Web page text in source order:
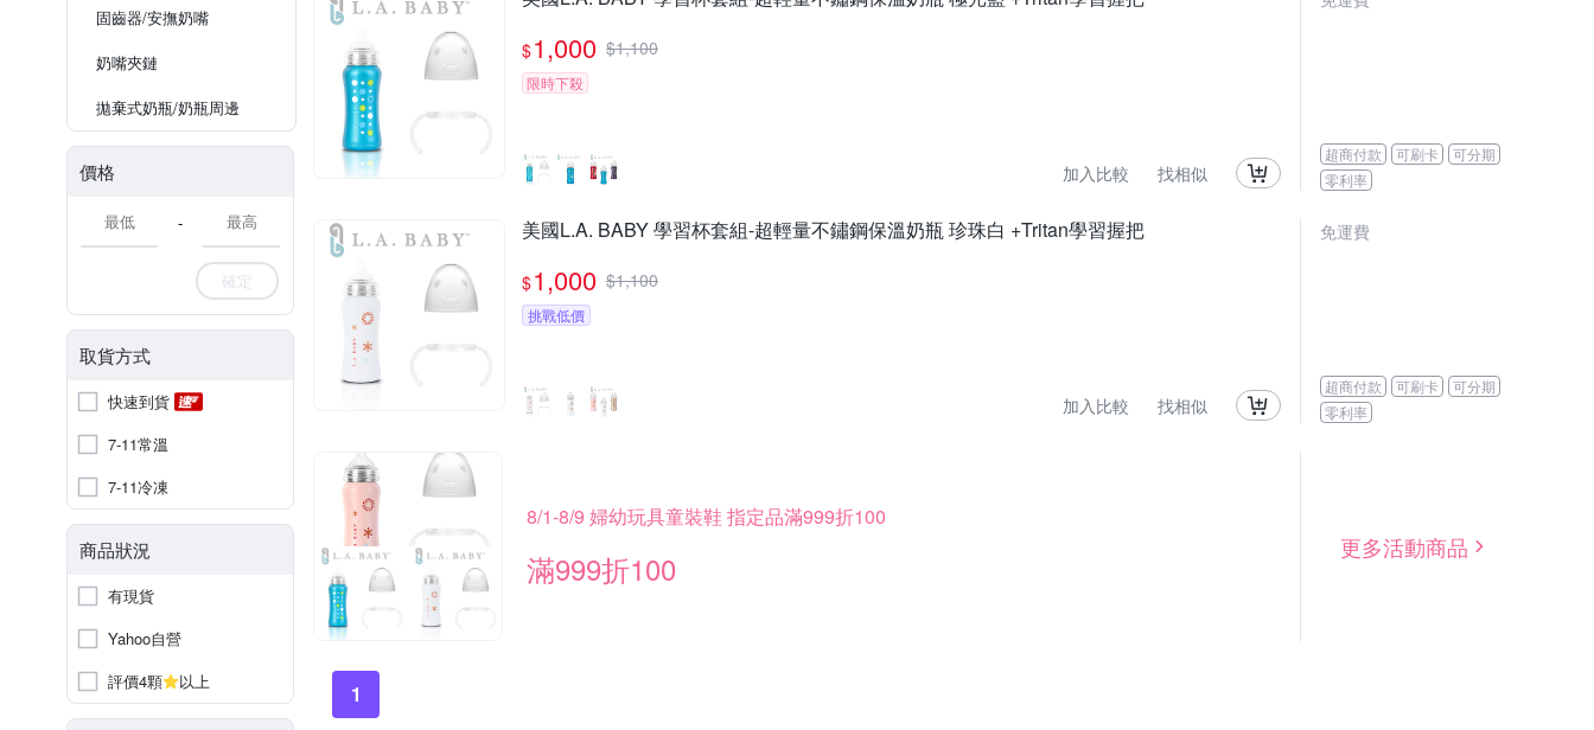
固齒器/安撫奶嘴
奶嘴夾鏈
拋棄式奶瓶/奶瓶周邊
價格
-
確定
取貨方式
快速到貨
7-11常溫
7-11冷凍
商品狀況
有現貨
Yahoo自營
評價4顆
以上
$1,000 $1,100
限時下殺
加入比較 找相似
超商付款 可刷卡
可分期
零利率
美國L.A. BABY 學習杯套組-超輕量不鏽鋼保溫奶瓶 珍珠白 +Tritan學習握把
$1,000 $1,100
挑戰低價
加入比較 找相似
免運費
超商付款 可刷卡
可分期
零利率
8/1-8/9 婦幼玩具童裝鞋 指定品滿999折100
滿999折100
更多活動商品
1